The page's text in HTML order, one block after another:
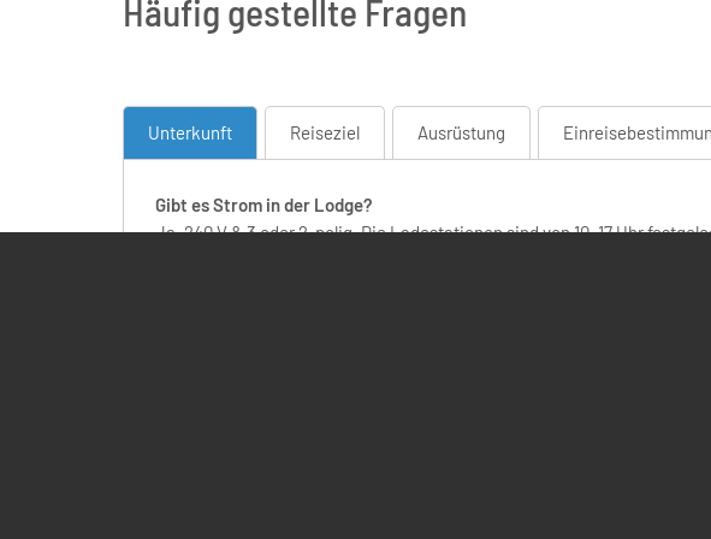
Häufig gestellte Fragen
Unterkunft Reiseziel Ausrüstung
Gibt es Strom in der Lodge?
Ja, 240 V & 3 oder 2-polig. Die Ladestationen sind von 10–17 Uhr